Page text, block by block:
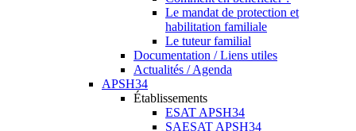
Le mandat de protection et
habilitation familiale
Le tuteur familial
Documentation / Liens utiles
Actualités / Agenda
APSH34
Établissements
ESAT APSH34
SAESAT APSH34